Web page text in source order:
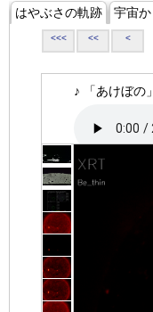
はやぶさの軌跡 宇宙
<<< << <
♪ 「あけぼの」